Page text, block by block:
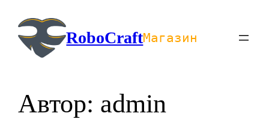
содержимомуRoboCraftМагазин
Автор: admin